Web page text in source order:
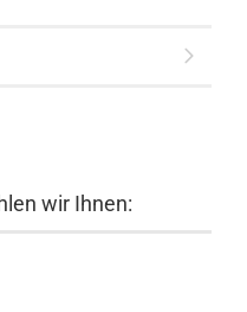
wir Ihnen: